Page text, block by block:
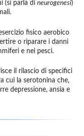
(si parla di neurogenesi)
fisico aerobico
o riparare i danni
e nei pesci.
il rilascio di specifici
cui la serotonina che,
depressione, ansia e